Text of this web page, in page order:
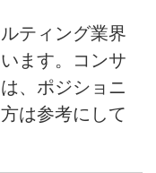
ティング業界
ます。コンサ
、ポジショニ
は参考にして